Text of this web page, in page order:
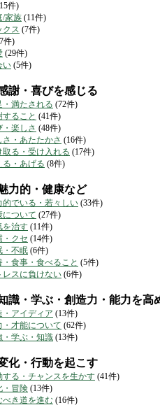
件)
/家族 (11件)
クス (7件)
件)
(29件)
い (5件)
謝・喜びを感じる
・満たされる (72件)
すること (41件)
・楽しさ (48件)
さ・あたたかさ (16件)
取る・受け入れる (17件)
る・あげる (8件)
力的・健康など
的でいる・若々しい (33件)
について (27件)
を治す (11件)
・クセ (14件)
・不眠 (6件)
・食事・食べること (5件)
レスに負けない (6件)
識・学ぶ・創造力・能力を高
・アイディア (13件)
・才能について (62件)
・学ぶ・知識 (13件)
化・行動を起こす
する・チャンスを生かす (41件)
・冒険 (13件)
べき道を進む (16件)